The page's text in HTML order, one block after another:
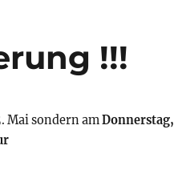
!!!
Mai sondern am Donnerstag,